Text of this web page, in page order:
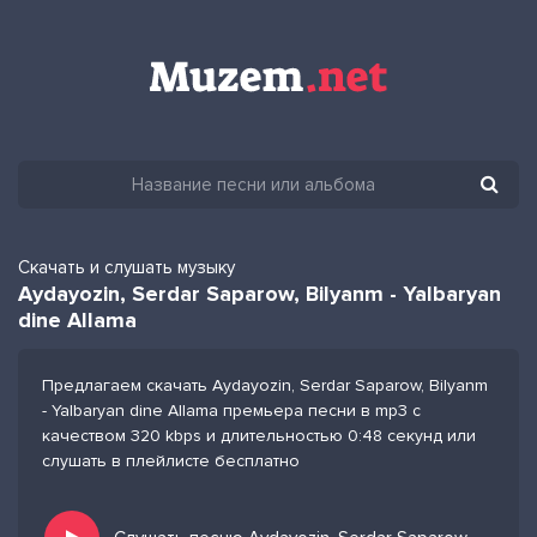
Скачать и слушать музыку
Aydayozin, Serdar Saparow, Bilyanm - Yalbaryan
dine Allama
Предлагаем скачать Aydayozin, Serdar Saparow, Bilyanm
- Yalbaryan dine Allama премьера песни в mp3 с
качеством 320 kbps и длительностью 0:48 секунд или
слушать в плейлисте бесплатно